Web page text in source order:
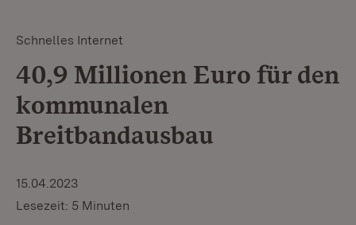
Schnelles Internet
40,9 Millionen Euro für den
kommunalen
Breitbandausbau
15.04.2023
Lesezeit: 5 Minuten